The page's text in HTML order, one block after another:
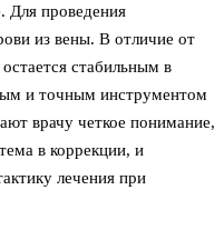
Для проведения
из вены. В отличие от
стабильным в
и точным инструментом
врачу четкое понимание,
в коррекции, и
лечения при